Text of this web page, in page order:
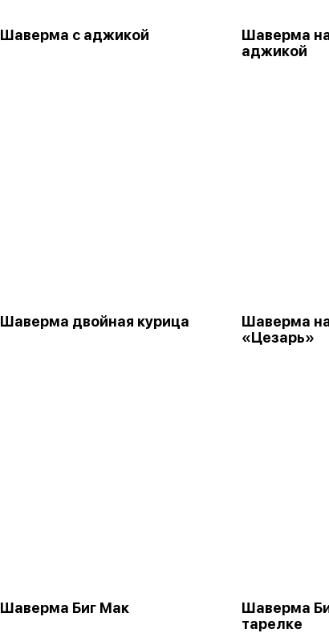
Шаверма с аджикой
Шаверма
аджикой
Шаверма двойная курица
Шаверма
«Цезарь»
Шаверма Биг Мак
Шаверма
тарелке